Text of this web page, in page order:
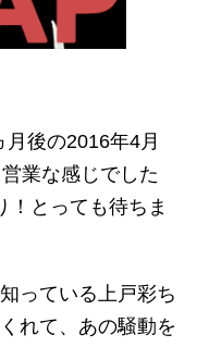
後の2016年4月
業な感じでした
！とっても待ちま
っている上戸彩ち
れて、あの騒動を